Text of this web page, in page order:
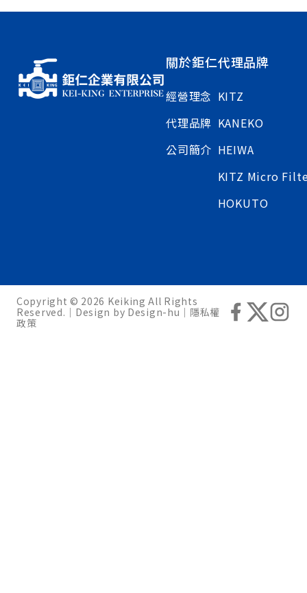
關於鉅仁
經營理念
代理品牌
公司簡介
代理品牌
KITZ
KANEKO
HEIWA
KITZ Micro
HOKUTO
Copyright © 2026 Keiking All Rights
Reserved.｜Design by Design-hu ｜ 隱私權
政策